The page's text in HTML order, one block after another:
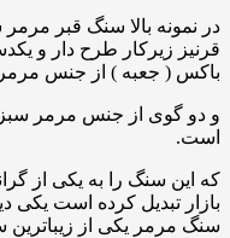
قرنیز زیرکار طرح دار و
باکس ( جعبه ) از جنس
و دو گوی از جنس مرمر سبز
است.
که این سنگ را به یکی از
بازار تبدیل کرده است یکی
سنگ مرمر یکی از